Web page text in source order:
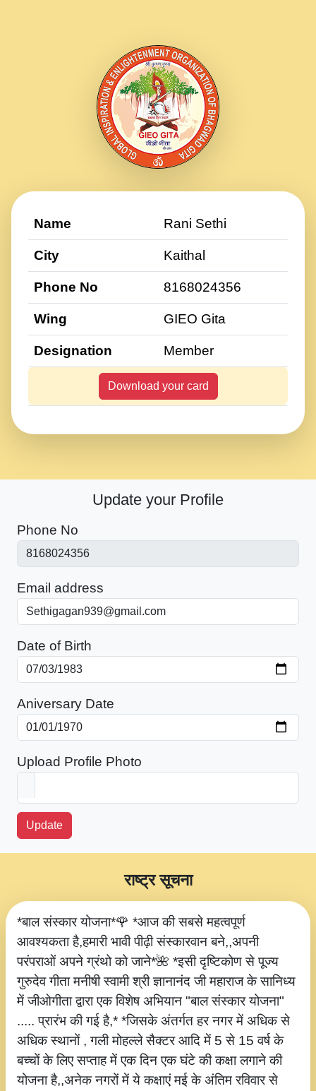
Name Rani Sethi
City Kaithal
Phone No 8168024356
Wing GIEO Gita
Designation Member
Download your card
Update your Profile
Phone No
Email address
Date of Birth
Aniversary Date
Upload Profile Photo
Update
*बाल संस्कार योजना*🌹 *आज की सबसे महत्वपूर्ण
आवश्यकता है,हमारी भावी पीढ़ी संस्कारवान बने,,अपनी
परंपराओं अपने ग्रंथो को जाने*🌺 *इसी दृष्टिकोण से पूज्य
गुरुदेव गीता मनीषी स्वामी श्री ज्ञानानंद जी महाराज के सानिध्य
में जीओगीता द्वारा एक विशेष अभियान "बाल संस्कार योजना"
..... प्रारंभ की गई है,* *जिसके अंतर्गत हर नगर में अधिक से
अधिक स्थानों , गली मोहल्ले सैक्टर आदि में 5 से 15 वर्ष के
बच्चों के लिए सप्ताह में एक दिन एक घंटे की कक्षा लगाने की
योजना है,,अनेक नगरों में ये कक्षाएं मई के अंतिम रविवार से
राष्ट्र सूचना